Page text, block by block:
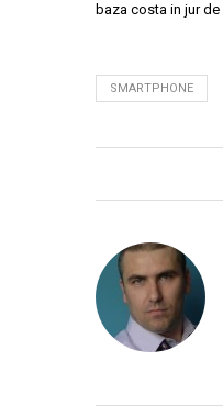
baza costa in jur
SMARTPHONE